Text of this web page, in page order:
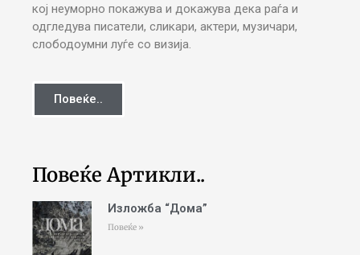
кој неуморно покажува и докажува дека раѓа и
одгледува писатели, сликари, актери, музичари,
слободоумни луѓе со визија.
Повеќе..
Повеќе Артикли..
Изложба “Дома”
Повеќе »